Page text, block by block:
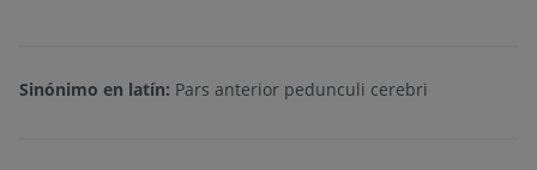
Sinónimo en latín: Pars anterior pedunculi cerebri